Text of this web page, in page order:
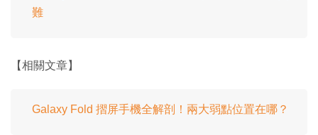
難
【相關文章】
Galaxy Fold 摺屏手機全解剖！兩大弱點位置在哪？